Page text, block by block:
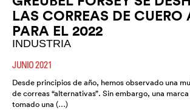
LAS CORREAS DE
PARA EL 2022
INDUSTRIA
JUNIO 2021
Desde principios de año, hemos observado una
de correas “alternativas”. Sin embargo, una
tomado una (…)